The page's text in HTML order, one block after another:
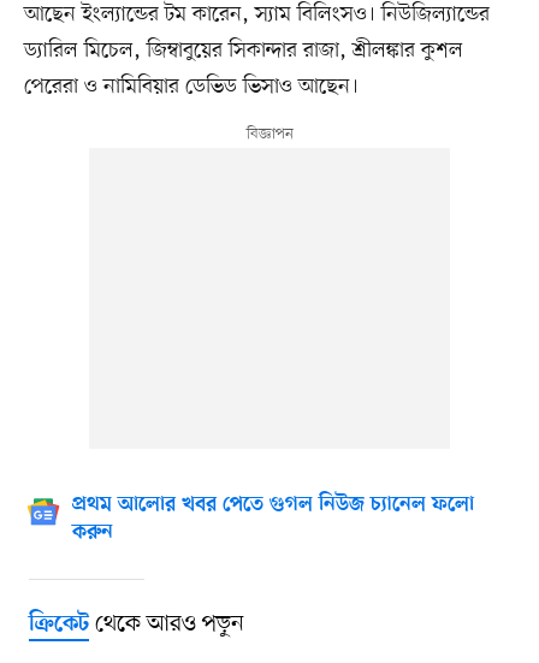
আছেন ইংল্যান্ডের টম কারেন, স্যাম বিলিংসও। নিউজিল্যান্ডের
ড্যারিল মিচেল, জিম্বাবুয়ের সিকান্দার রাজা, শ্রীলঙ্কার কুশল
পেরেরা ও নামিবিয়ার ডেভিড ভিসাও আছেন।
প্রথম আলোর খবর পেতে গুগল নিউজ চ্যানেল ফলো
করুন
ক্রিকেটথেকে আরও পড়ুন